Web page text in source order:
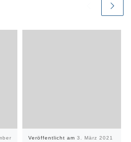
Veröffentlicht am 3. März 2021